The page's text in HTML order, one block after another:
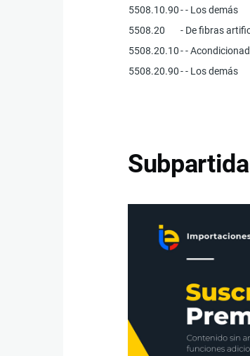
5508.10.90- - Los demás
5508.20
- De fibras
5508.20.10- -
5508.20.90- - Los demás